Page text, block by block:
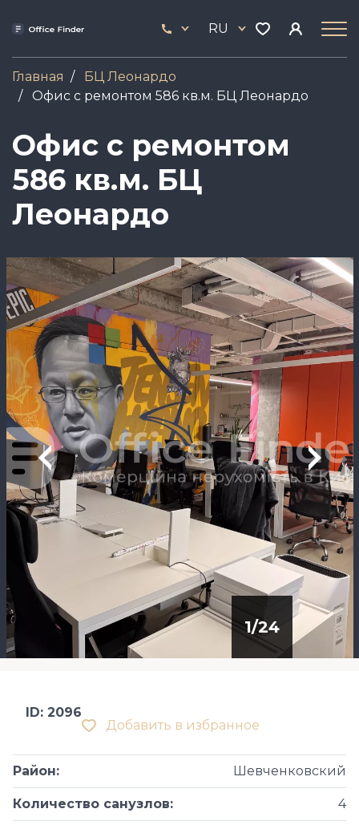
содержанию
444
17
RU
Главная
БЦ Леонардо
Офис с ремонтом 586 кв.м. БЦ Леонардо
Офис с ремонтом
586 кв.м. БЦ
Леонардо
Image
1/24
Добавить в избранное
ID: 2096
Район: Шевченковский
Количество санузлов: 4